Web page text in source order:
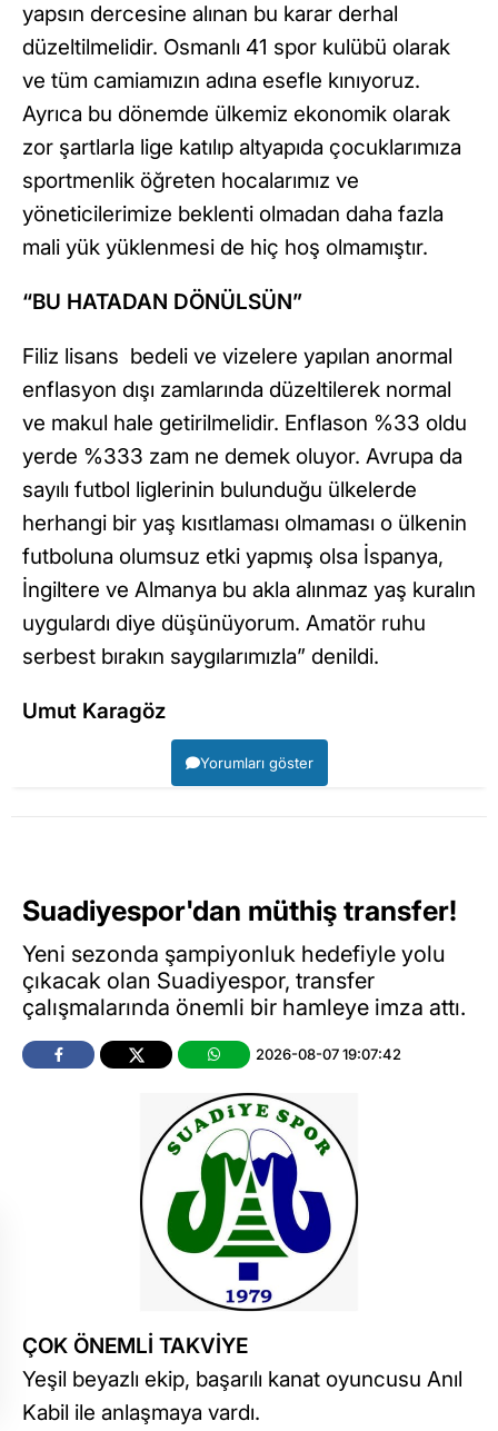
yapsın dercesine alınan bu karar derhal
düzeltilmelidir. Osmanlı 41 spor kulübü olarak
ve tüm camiamızın adına esefle kınıyoruz.
Ayrıca bu dönemde ülkemiz ekonomik olarak
zor şartlarla lige katılıp altyapıda çocuklarımıza
sportmenlik öğreten hocalarımız ve
yöneticilerimize beklenti olmadan daha fazla
mali yük yüklenmesi de hiç hoş olmamıştır.
“BU HATADAN DÖNÜLSÜN”
Filiz lisans bedeli ve vizelere yapılan anormal
enflasyon dışı zamlarında düzeltilerek normal
ve makul hale getirilmelidir. Enflason %33 oldu
yerde %333 zam ne demek oluyor. Avrupa da
sayılı futbol liglerinin bulunduğu ülkelerde
herhangi bir yaş kısıtlaması olmaması o ülkenin
futboluna olumsuz etki yapmış olsa İspanya,
İngiltere ve Almanya bu akla alınmaz yaş kuralın
uygulardı diye düşünüyorum. Amatör ruhu
serbest bırakın saygılarımızla” denildi.
Umut Karagöz
Yorumları göster
Suadiyespor'dan müthiş transfer!
Yeni sezonda şampiyonluk hedefiyle yolu
çıkacak olan Suadiyespor, transfer
çalışmalarında önemli bir hamleye imza attı.
2026-08-07 19:07:42
ÇOK ÖNEMLİ TAKVİYE
Yeşil beyazlı ekip, başarılı kanat oyuncusu Anıl
Kabil ile anlaşmaya vardı.